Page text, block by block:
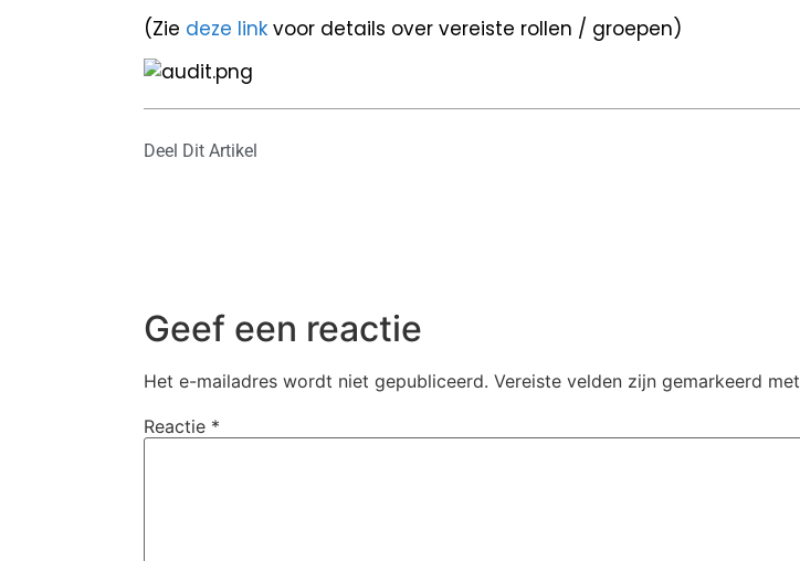
(Zie deze link voor details over vereiste rollen / groepen)
Deel Dit Artikel
Geef een reactie
Het e-mailadres wordt niet gepubliceerd. Vereiste velden zijn gemarkeerd met
Reactie *